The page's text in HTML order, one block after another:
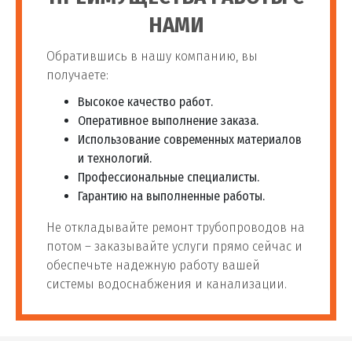
НАМИ
Обратившись в нашу компанию, вы
получаете:
Высокое качество работ.
Оперативное выполнение заказа.
Использование современных материалов
и технологий.
Профессиональные специалисты.
Гарантию на выполненные работы.
Не откладывайте ремонт трубопроводов на
потом – заказывайте услуги прямо сейчас и
обеспечьте надежную работу вашей
системы водоснабжения и канализации.